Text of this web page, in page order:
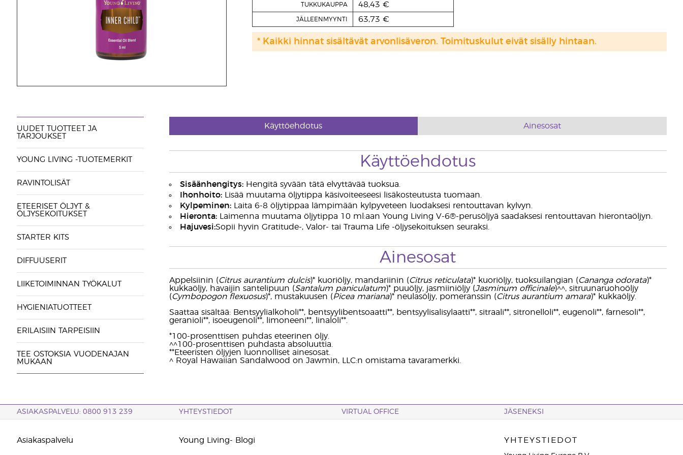
TUKKUKAUPPA 48,43 €
JÄLLEENMYYNTI 63,73 €
* Kaikki hinnat sisältävät arvonlisäveron. Toimituskulut eivät sisälly hintaan.
UUDET TUOTTEET JA
TARJOUKSET
YOUNG LIVING -TUOTEMERKIT
RAVINTOLISÄT
ETEERISET ÖLJYT &
ÖLJYSEKOITUKSET
STARTER KITS
DIFFUUSERIT
LIIKETOIMINNAN TYÖKALUT
HYGIENIATUOTTEET
ERILAISIIN TARPEISIIN
TEE OSTOKSIA VUODENAJAN
MUKAAN
Käyttöehdotus Ainesosat
Käyttöehdotus
Sisäänhengitys:Hengitä syvään tätä elvyttävää tuoksua.
Ihonhoito:Lisää muutama öljytippa käsivoiteeseesi lisäkosteutusta tuomaan.
Kylpeminen:Laita 6-8 öljytippaa lämpimään kylpyveteen luodaksesi rentouttavan kylvyn.
Hieronta:Laimenna muutama öljytippa 10 ml:aan Young Living V-6®-perusöljyä saadaksesi rentouttavan hierontaöljyn.
Hajuvesi:Sopii hyvin Gratitude-, Valor- tai Trauma Life -öljysekoituksen seuraksi.
Ainesosat
Appelsiinin (Citrus aurantium dulcis)* kuoriöljy, mandariinin (Citrus reticulata)* kuoriöljy, tuoksuilangian (Cananga odorata)*
kukkaöljy, havaijin santelipuun (Santalum paniculatum)* puuöljy, jasmiiniöljy (Jasminum officinale)^^, sitruunaruohoöljy
(Cymbopogon flexuosus)*, mustakuusen (Picea mariana)* neulasöljy, pomeranssin (Citrus aurantium amara)* kukkaöljy.
Saattaa sisältää: Bentsyylialkoholi**, bentsyylibentsoaatti**, bentsyylisalisylaatti**, sitraali**, sitronelloli**, eugenoli**, farnesoli**,
geranioli**, isoeugenoli**, limoneeni**, linaloli**.
*100-prosenttisen puhdas eteerinen öljy.
^^100-prosenttisen puhdasta absoluuttia.
**Eteeristen öljyjen luonnolliset ainesosat.
^ Royal Hawaiian Sandalwood on Jawmin, LLC:n omistama tavaramerkki.
ASIAKASPALVELU: 0800 913 239 YHTEYSTIEDOT VIRTUAL OFFICE JÄSENEKSI
Asiakaspalvelu Young Living- Blogi YHTEYSTIEDOT